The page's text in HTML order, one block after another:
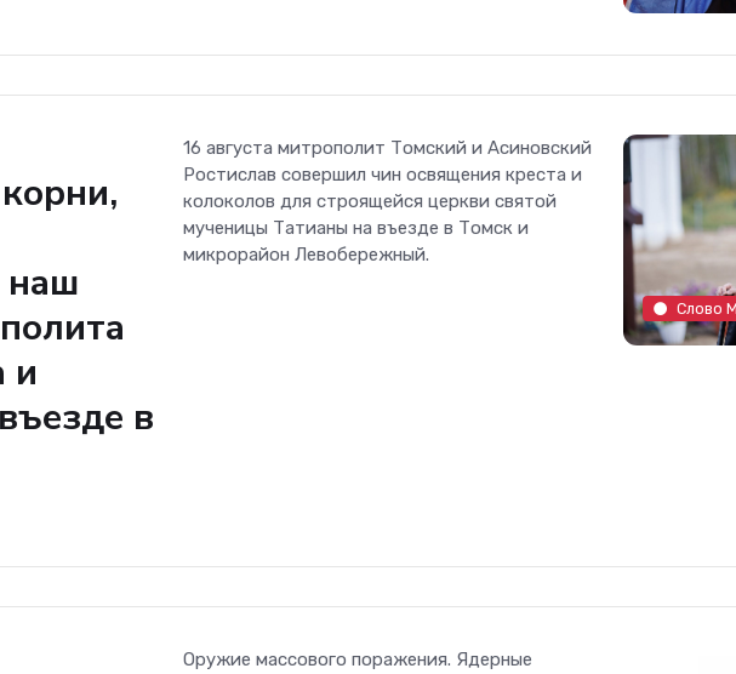
наш
и
в
16 августа митрополит Томский и Асиновский
Ростислав совершил чин освящения креста и
колоколов для строящейся церкви святой
мученицы Татианы на въезде в Томск и
микрорайон Левобережный.
Слово
Оружие массового поражения. Ядерные